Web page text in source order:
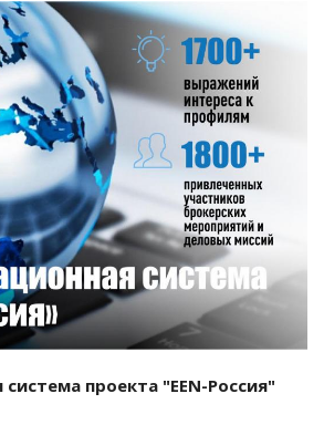
проект
проекта "EEN-Россия"